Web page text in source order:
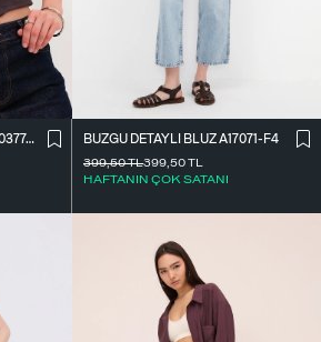
DÜĞMELI BASIC T-SHIRT P0377-K12
BÜZGÜ DETAYLI BLUZ A17071-F4
399,50TL
HAFTANIN ÇOK SATANI
399,50TL